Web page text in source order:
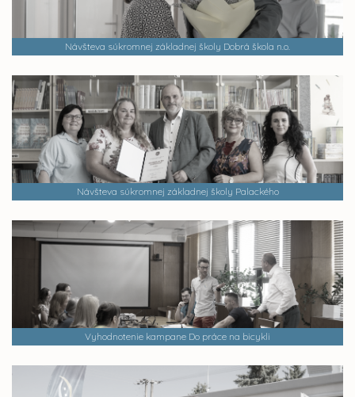
Návšteva súkromnej základnej školy Dobrá škola n.o.
Návšteva súkromnej základnej školy Palackého
Vyhodnotenie kampane Do práce na bicykli